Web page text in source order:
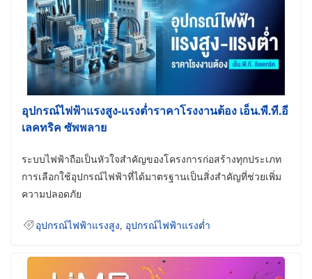
อุปกรณ์ไฟฟ้าแรงสูง-แรงต่ำราคาโรงงานต้อง เอ็น.พี.ที.อี
เลคทริค ซัพพลาย
ระบบไฟฟ้าถือเป็นหัวใจสำคัญของโครงการก่อสร้างทุกประเภท
การเลือกใช้อุปกรณ์ไฟฟ้าที่ได้มาตรฐานเป็นสิ่งสำคัญที่ช่วยเพิ่ม
ความปลอดภัย
อุปกรณ์ไฟฟ้าแรงสูง อุปกรณ์ไฟฟ้าแรงต่ำ